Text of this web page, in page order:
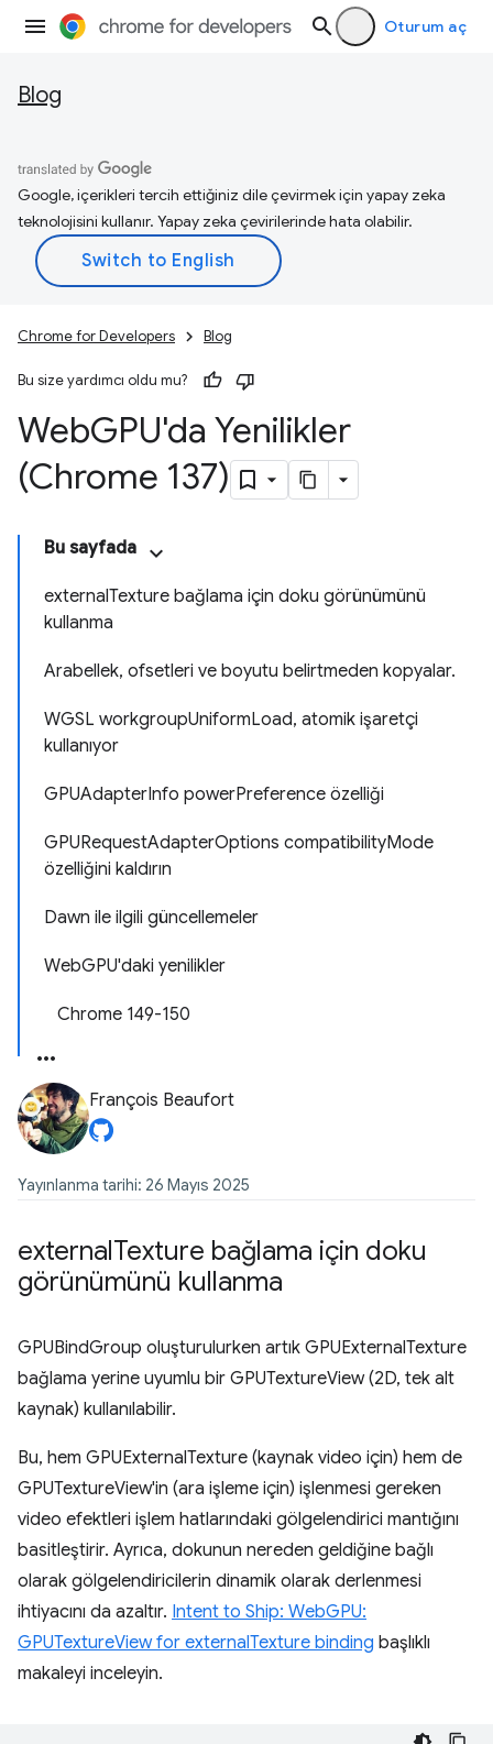
Oturum aç
Blog
Google, içerikleri tercih ettiğiniz dile çevirmek için yapay zeka
teknolojisini kullanır. Yapay zeka çevirilerinde hata olabilir.
Chrome for Developers Blog
Bu size yardımcı oldu mu?
WebGPU'da Yenilikler
(Chrome 137)
Bu sayfada
externalTexture bağlama için doku görünümünü
kullanma
Arabellek, ofsetleri ve boyutu belirtmeden kopyalar.
WGSL workgroupUniformLoad, atomik işaretçi
kullanıyor
GPUAdapterInfo powerPreference özelliği
GPURequestAdapterOptions compatibilityMode
özelliğini kaldırın
Dawn ile ilgili güncellemeler
WebGPU'daki yenilikler
Chrome 149-150
François Beaufort
Yayınlanma tarihi: 26 Mayıs 2025
externalTexture bağlama için doku
görünümünü kullanma
GPUBindGroup oluşturulurken artık GPUExternalTexture
bağlama yerine uyumlu bir GPUTextureView (2D, tek alt
kaynak) kullanılabilir.
Bu, hem GPUExternalTexture (kaynak video için) hem de
GPUTextureView'in (ara işleme için) işlenmesi gereken
video efektleri işlem hatlarındaki gölgelendirici mantığını
basitleştirir. Ayrıca, dokunun nereden geldiğine bağlı
olarak gölgelendiricilerin dinamik olarak derlenmesi
ihtiyacını da azaltır. Intent to Ship: WebGPU:
GPUTextureView for externalTexture binding başlıklı
makaleyi inceleyin.